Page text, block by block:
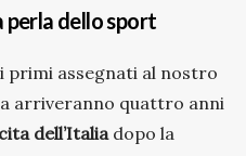
dello sport
primi assegnati al nostro
arriveranno quattro anni
dell’Italia dopo la